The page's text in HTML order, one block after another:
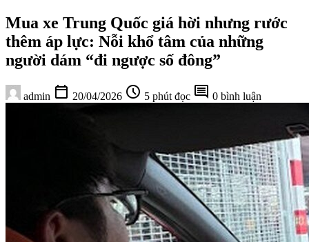
Mua xe Trung Quốc giá hời nhưng rước
thêm áp lực: Nỗi khổ tâm của những
người dám “đi ngược số đông”
admin calendar_today 20/04/2026 schedule 5 phút đọc comment 0 bình luận